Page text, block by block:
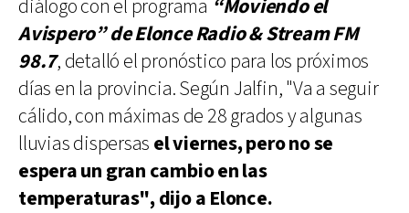
diálogo con el programa “Moviendo el
Avispero” de Elonce Radio & Stream FM
98.7, detalló el pronóstico para los próximos
días en la provincia. Según Jalfin, "Va a seguir
cálido, con máximas de 28 grados y algunas
lluvias dispersas el viernes, pero no se
espera un gran cambio en las
temperaturas", dijo a Elonce.